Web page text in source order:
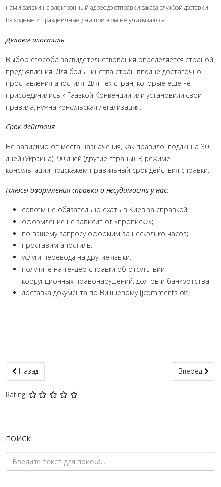
нами заявки на электронный адрес до отправки заказа службой доставки.
Выходные и праздничные дни при этом не учитываются.
Делаем апостиль
Выбор способа засвидетельствования определяется страной
предъявления. Для большинства стран вполне достаточно
проставления апостиля. Для тех стран, которые еще не
присоединились к Гаазкой Конвенции или установили свои
правила, нужна консульская легализация.
Срок действия
Не зависимо от места назначения, как правило, подлинна 30
дней (Украина), 90 дней (другие страны). В режиме
консультации подскажем правильный срок действия справки.
Плюсы оформления справки о несудимости у нас:
совсем не обязательно ехать в Киев за справкой;
оформление не зависит от «прописки»;
по вашему запросу оформим за несколько часов;
проставим апостиль;
услуги перевода на другие языки;
получите на тендер справки об отсутствии
коррупционных правонарушений, долгов и банкротства;
доставка документа по Вишневому.{jcomments off}
Предыдущий: Справка о несудимости Подольск срочно +
Назад Следующий:
Вперед
Rating:
ПОИСК